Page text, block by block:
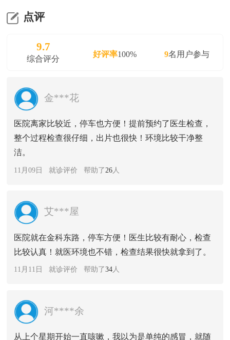
等，来缓解症状。
体质来判断是否适合食用，并在食用时注意适量，避免
食用过量。
点评
9.7
综合评分 好评率100% 9名用户参与
金***花
医院离家比较近，停车也方便！提前预约了医生检查，
整个过程检查很仔细，出片也很快！环境比较干净整
洁。
11月09日 就诊评价 帮助了26人
艾***屋
医院就在金科东路，停车方便！医生比较有耐心，检查
比较认真！就医环境也不错，检查结果很快就拿到了。
11月11日 就诊评价 帮助了34人
河****余
从上个星期开始一直咳嗽，我以为是单纯的感冒，就随